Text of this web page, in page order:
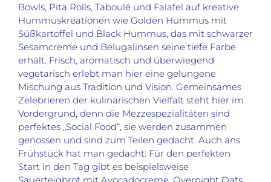
Bowls, Pita Rolls, Taboulé und Falafel auf kreative
Hummuskreationen wie Golden Hummus mit
Süßkartoffel und Black Hummus, das mit schwarzer
Sesamcreme und Belugalinsen seine tiefe Farbe
erhält. Frisch, aromatisch und überwiegend
vegetarisch erlebt man hier eine gelungene
Mischung aus Tradition und Vision. Gemeinsames
Zelebrieren der kulinarischen Vielfalt steht hier im
Vordergrund, denn die Mezzespezialitäten sind
perfektes „Social Food“, sie werden zusammen
genossen und sind zum Teilen gedacht. Auch ans
Frühstück hat man gedacht: Für den perfekten
Start in den Tag gibt es beispielsweise
Sauerteigbrot mit Avocadocreme, Overnight Oats